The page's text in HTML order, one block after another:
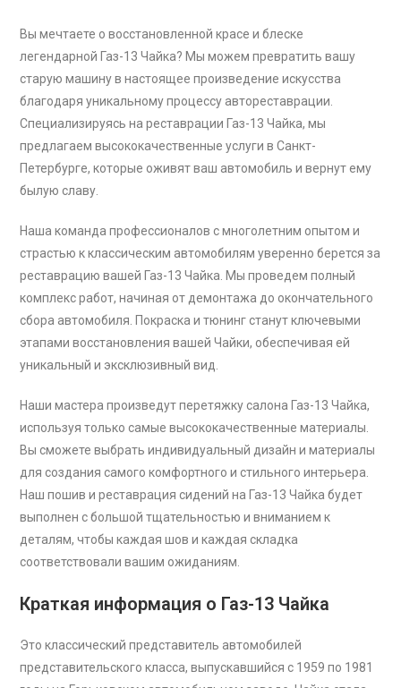
Вы мечтаете о восстановленной красе и блеске
легендарной Газ-13 Чайка? Мы можем превратить вашу
старую машину в настоящее произведение искусства
благодаря уникальному процессу автореставрации.
Специализируясь на реставрации Газ-13 Чайка, мы
предлагаем высококачественные услуги в Санкт-
Петербурге, которые оживят ваш автомобиль и вернут ему
былую славу.
Наша команда профессионалов с многолетним опытом и
страстью к классическим автомобилям уверенно берется за
реставрацию вашей Газ-13 Чайка. Мы проведем полный
комплекс работ, начиная от демонтажа до окончательного
сбора автомобиля. Покраска и тюнинг станут ключевыми
этапами восстановления вашей Чайки, обеспечивая ей
уникальный и эксклюзивный вид.
Наши мастера произведут перетяжку салона Газ-13 Чайка,
используя только самые высококачественные материалы.
Вы сможете выбрать индивидуальный дизайн и материалы
для создания самого комфортного и стильного интерьера.
Наш пошив и реставрация сидений на Газ-13 Чайка будет
выполнен с большой тщательностью и вниманием к
деталям, чтобы каждая шов и каждая складка
соответствовали вашим ожиданиям.
Краткая информация о Газ-13 Чайка
Это классический представитель автомобилей
представительского класса, выпускавшийся с 1959 по 1981